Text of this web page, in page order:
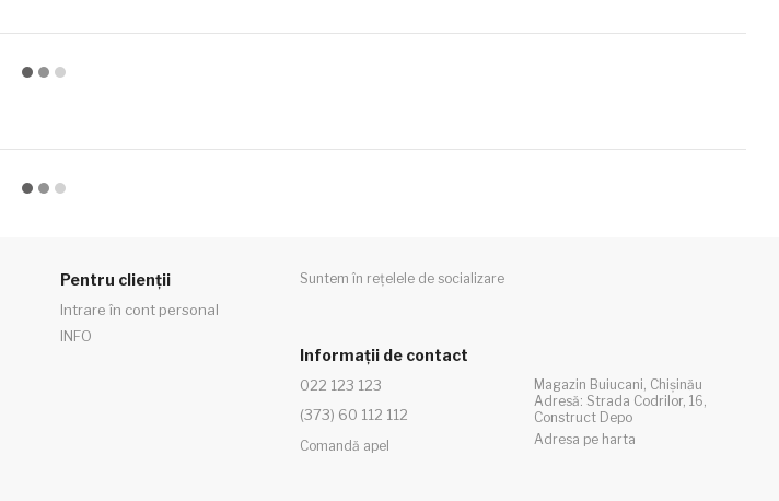
Pentru clienții
Intrare în cont personal
INFO
Suntem în rețelele de socializare
Informații de contact
022 123 123
(373) 60 112 112
Comandă apel
Magazin Buiucani, Chișinău
Adresă: Strada Codrilor, 16,
Construct Depo
Adresa pe harta